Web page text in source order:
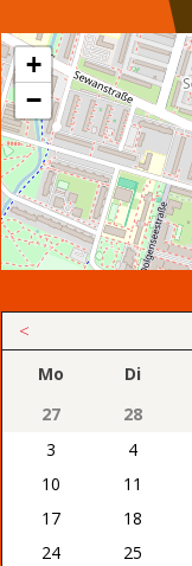
+
−
<
Mo Di
27
28
3
4
10
11
17
18
24
25